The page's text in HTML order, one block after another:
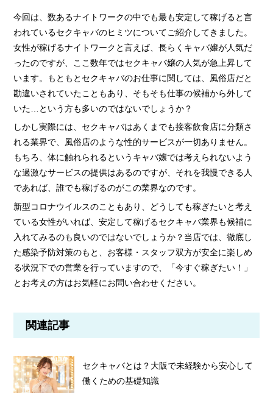
今回は、数あるナイトワークの中でも最も安定して稼げると言
われているセクキャバのヒミツについてご紹介してきました。
女性が稼げるナイトワークと言えば、長らくキャバ嬢が人気だ
ったのですが、ここ数年ではセクキャバ嬢の人気が急上昇して
います。もともとセクキャバのお仕事に関しては、風俗店だと
勘違いされていたこともあり、そもそも仕事の候補から外して
いた…という方も多いのではないでしょうか？
しかし実際には、セクキャバはあくまでも接客飲食店に分類さ
れる業界で、風俗店のような性的サービスが一切ありません。
もちろ、体に触れられるというキャバ嬢では考えられないよう
な過激なサービスの提供はあるのですが、それを我慢できる人
であれば、誰でも稼げるのがこの業界なのです。
新型コロナウイルスのこともあり、どうしても稼ぎたいと考え
ている女性がいれば、安定して稼げるセクキャバ業界も候補に
入れてみるのも良いのではないでしょうか？当店では、徹底し
た感染予防対策のもと、お客様・スタッフ双方が安全に楽しめ
る状況下での営業を行っていますので、「今すぐ稼ぎたい！」
とお考えの方はお気軽にお問い合わせください。
関連記事
セクキャバとは？大阪で未経験から安心して
働くための基礎知識